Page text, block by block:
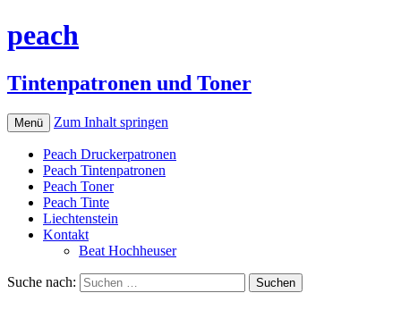
peach
Tintenpatronen und Toner
Menü Zum Inhalt springen
Peach Druckerpatronen
Peach Tintenpatronen
Peach Toner
Peach Tinte
Liechtenstein
Kontakt
Beat Hochheuser
Suche nach: